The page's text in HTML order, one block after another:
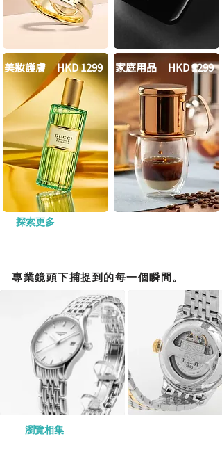
美妝護膚 HKD 1299 家庭用品 HKD 1299
探索更多
專業鏡頭下捕捉到的每一個瞬間。
瀏覽相集